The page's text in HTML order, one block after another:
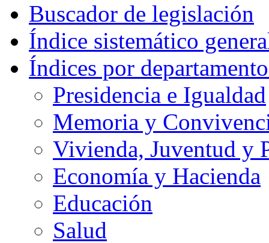
Buscador de legislación
Índice sistemático
Índices por
Presidencia e Igualdad
Memoria y
Vivienda, Juventud y
Economía y Hacienda
Educación
Salud